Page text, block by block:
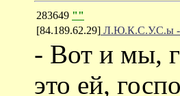
283649 ""
[84.189.62.29] Л.Ю.К.С.У.С.ы -
- Вот и мы,
это ей,